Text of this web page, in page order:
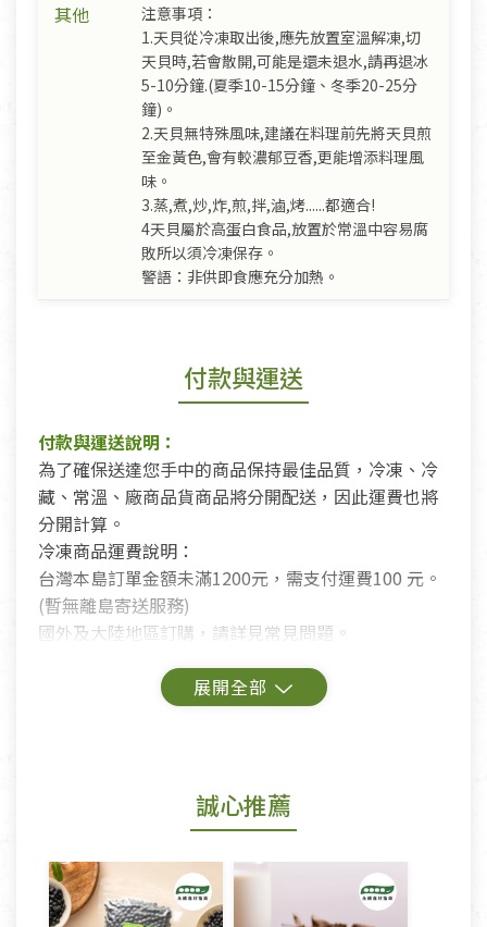
其他
注意事項：
1.天貝從冷凍取出後,應先放置室溫解凍,切
天貝時,若會散開,可能是還未退水,請再退冰
5-10分鐘.(夏季10-15分鐘、冬季20-25分
鐘)。
2.天貝無特殊風味,建議在料理前先將天貝煎
至金黃色,會有較濃郁豆香,更能增添料理風
味。
3.蒸,煮,炒,炸,煎,拌,滷,烤......都適合!
4天貝屬於高蛋白食品,放置於常溫中容易腐
敗所以須冷凍保存。
警語：非供即食應充分加熱。
付款與運送
付款與運送說明：
為了確保送達您手中的商品保持最佳品質，冷凍、冷
藏、常溫、廠商品貨商品將分開配送，因此運費也將
分開計算。
冷凍商品運費說明：
台灣本島訂單金額未滿1200元，需支付運費100 元。
(暫無離島寄送服務)
國外及大陸地區訂購，請詳見常見問題。
鑑賞期商品說明：
若您購買的商品有下列「不適用七天鑑賞期商品」情
形者，除商品瑕疵以外，恕不接受退換貨.
依消保法之規定提供該商品七天免費鑑賞期(含例假
日)的服務，原則上若商品未經使用或被汙損(除商品
瑕疵)，一般皆可申請退換貨。
誠心推薦